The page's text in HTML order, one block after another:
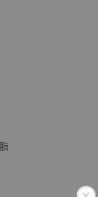
像 悟空 鳥山